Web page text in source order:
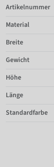
Artikelnummer
Material
Breite
Gewicht
Höhe
Länge
Standardfarbe